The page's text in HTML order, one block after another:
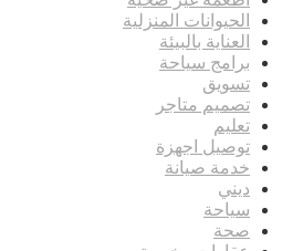
الحيوانات المنزلية
العناية بالبيئة
برامج سياحة
تسويق
تصميم متاجر
تعليم
توصيل اجهزة
خدمة صيانة
ديني
سياحة
صحة